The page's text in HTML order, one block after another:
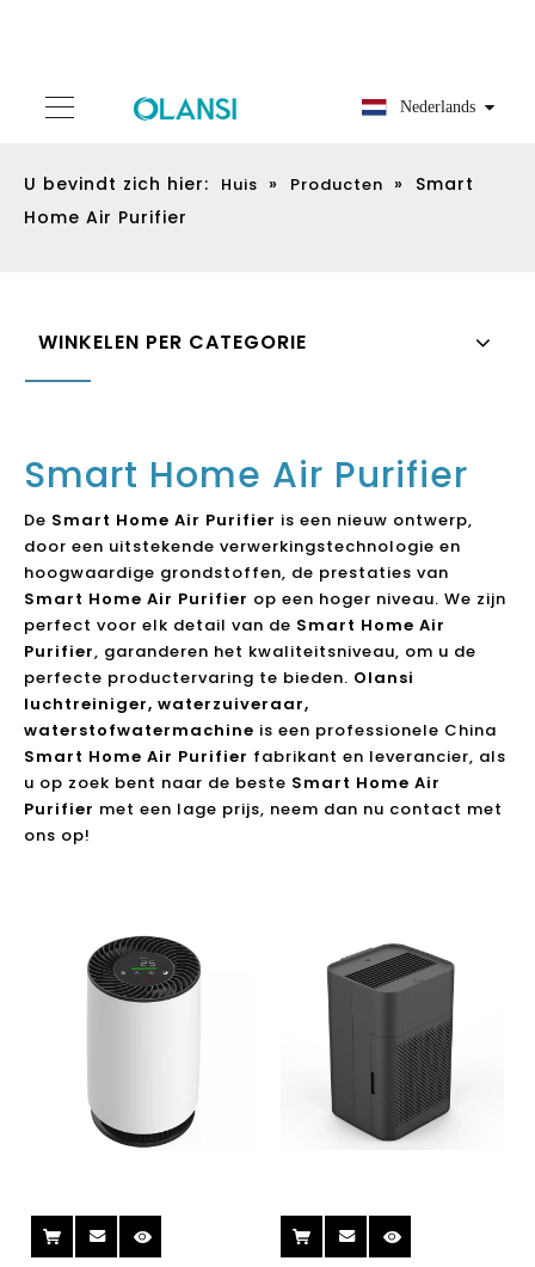
Nederlands
U bevindt zich hier: Huis » Producten »
Smart
Home Air Purifier
WINKELEN PER CATEGORIE
Smart Home Air Purifier
De Smart Home Air Purifier is een nieuw ontwerp,
door een uitstekende verwerkingstechnologie en
hoogwaardige grondstoffen, de prestaties van
Smart Home Air Purifier op een hoger niveau. We zijn
perfect voor elk detail van de Smart Home Air
Purifier, garanderen het kwaliteitsniveau, om u de
perfecte productervaring te bieden. Olansi
luchtreiniger, waterzuiveraar,
waterstofwatermachine is een professionele China
Smart Home Air Purifier fabrikant en leverancier, als
u op zoek bent naar de beste Smart Home Air
Purifier met een lage prijs, neem dan nu contact met
ons op!